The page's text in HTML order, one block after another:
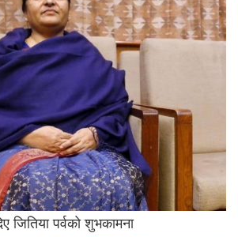
जितिया पर्वको शुभकामना